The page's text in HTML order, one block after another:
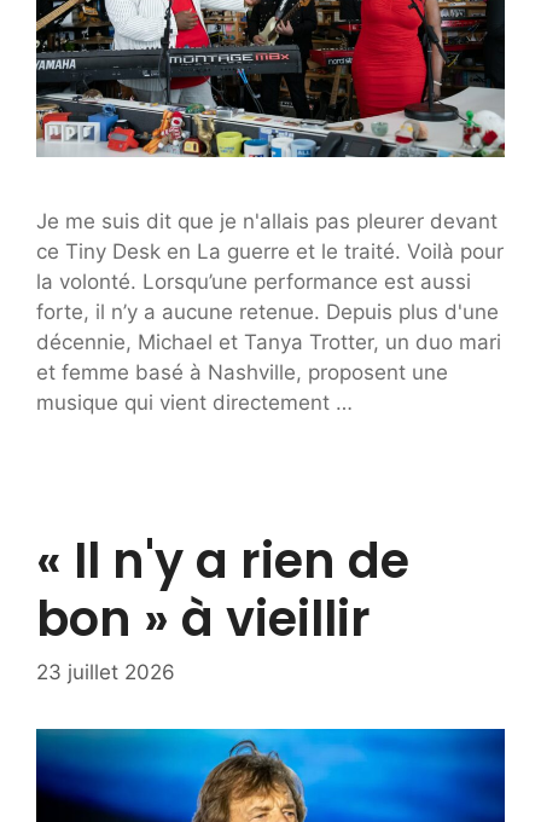
Je me suis dit que je n'allais pas pleurer devant
ce Tiny Desk en La guerre et le traité. Voilà pour
la volonté. Lorsqu’une performance est aussi
forte, il n’y a aucune retenue. Depuis plus d'une
décennie, Michael et Tanya Trotter, un duo mari
et femme basé à Nashville, proposent une
musique qui vient directement …
« Il n'y a rien de
bon » à vieillir
23 juillet 2026